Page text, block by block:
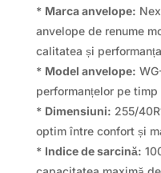
* Marca anvelope:
anvelope de renume
calitatea și
* Model anvelope:
performanțelor pe timp
* Dimensiuni: 255/
optim între confort și
* Indice de sarcină: